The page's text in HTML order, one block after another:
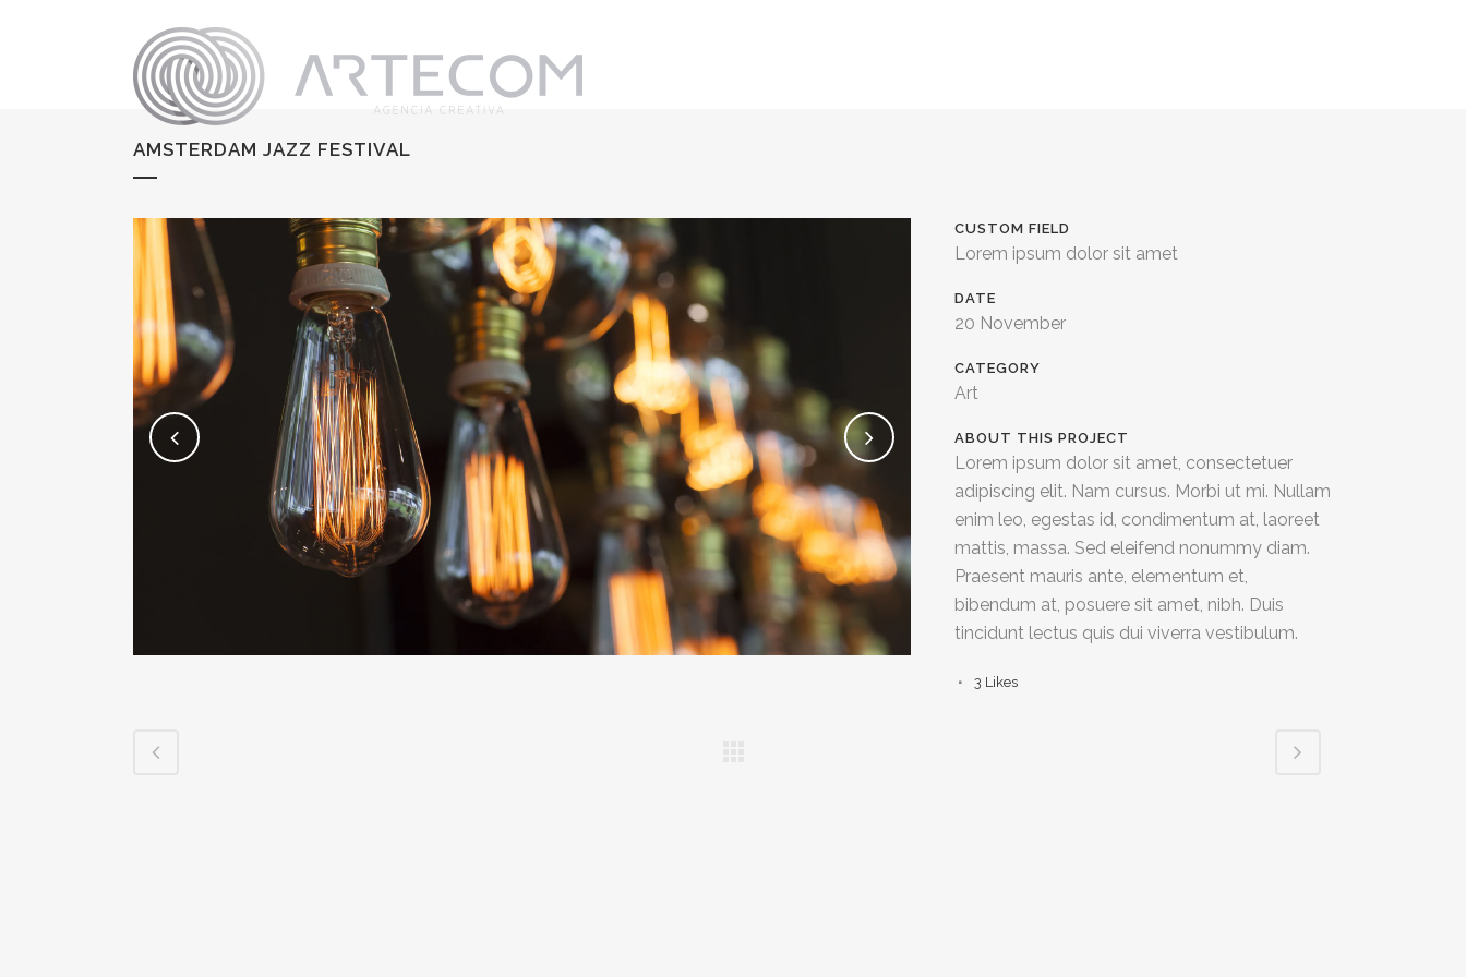
AMSTERDAM JAZZ FESTIVAL
CUSTOM FIELD
Lorem ipsum dolor sit amet
DATE
20 November
CATEGORY
Art
ABOUT THIS PROJECT
Lorem ipsum dolor sit amet, consectetuer
adipiscing elit. Nam cursus. Morbi ut mi. Nullam
enim leo, egestas id, condimentum at, laoreet
mattis, massa. Sed eleifend nonummy diam.
Praesent mauris ante, elementum et,
bibendum at, posuere sit amet, nibh. Duis
tincidunt lectus quis dui viverra vestibulum.
3 Likes